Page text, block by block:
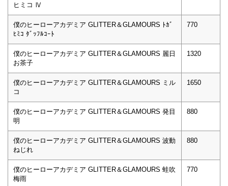
ヒミコ Ⅳ
僕のヒーローアカデミア GLITTER＆GLAMOURS ﾄｶﾞ
ﾋﾐｺ ﾀﾞｯﾌﾙｺｰﾄ
770
僕のヒーローアカデミア GLITTER＆GLAMOURS 麗日
お茶子
1320
僕のヒーローアカデミア GLITTER＆GLAMOURS ミル
コ
1650
僕のヒーローアカデミア GLITTER＆GLAMOURS 発目
明
880
僕のヒーローアカデミア GLITTER＆GLAMOURS 波動
ねじれ
880
僕のヒーローアカデミア GLITTER＆GLAMOURS 蛙吹
梅雨
770